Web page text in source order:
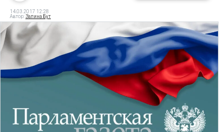
14.03.2017 12:28
Автор:Залина Бут